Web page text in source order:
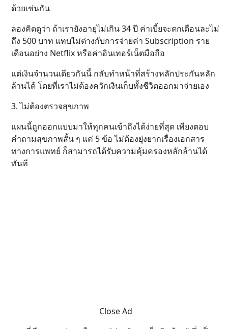
ด้วยเช่นกัน
ลองคิดดูว่า ถ้าเรายังอายุไม่เกิน 34 ปี ค่าเบี้ยจะตกเดือนละไม่
ถึง 500 บาท แทบไม่ต่างกับการจ่ายค่า Subscription ราย
เดือนอย่าง Netflix หรือค่าอินเทอร์เน็ตมือถือ
แต่เงินจำนวนเดียวกันนี้ กลับทำหน้าที่สร้างหลักประกันหลัก
ล้านได้ โดยที่เราไม่ต้องควักเงินเก็บทั้งชีวิตออกมาจ่ายเอง
3. ไม่ต้องตรวจสุขภาพ
แผนนี้ถูกออกแบบมาให้ทุกคนเข้าถึงได้ง่ายที่สุด เพียงตอบ
คำถามสุขภาพสั้น ๆ แค่ 5 ข้อ ไม่ต้องยุ่งยากเรื่องเอกสาร
ทางการแพทย์ ก็สามารถได้รับความคุ้มครองหลักล้านได้
ทันที
Close Ad